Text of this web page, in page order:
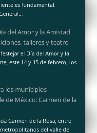
es fundamental.
del Amor y la Amistad
talleres y teatro
el Día del Amor y la
este 14 y 15 de febrero, los
los municipios
de México: Carmen de la
Carmen de la Rosa, entre
del valle de